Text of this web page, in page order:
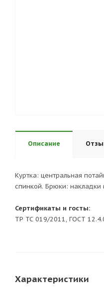
Описание
Куртка: центральная
спинкой. Брюки:
Сертификаты и госты:
ТР ТС 019/2011, ГОСТ
Характеристики